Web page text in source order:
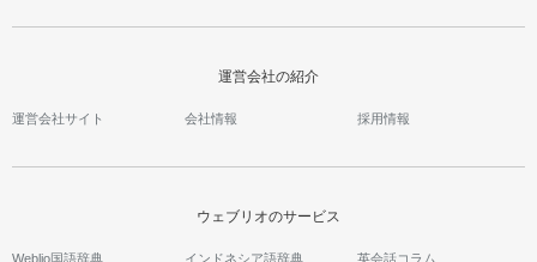
運営会社の紹介
運営会社サイト 会社情報 採用情報
ウェブリオのサービス
Weblio国語辞典 インドネシア語辞典 英会話コラム